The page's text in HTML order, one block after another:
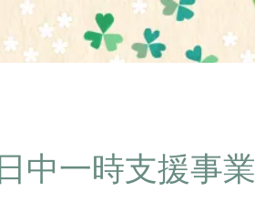
日中一時支援事業